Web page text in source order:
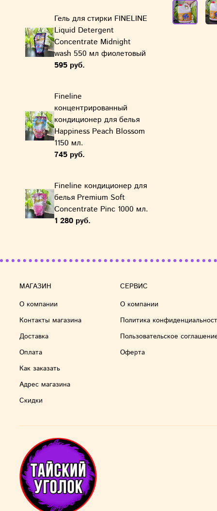
Гель для стирки FINELINE
Liquid Detergent
Concentrate Midnight
wash 550 мл фиолетовый
595 руб.
Fineline
концентрированный
кондиционер для белья
Happiness Peach Blossom
1150 мл.
745 руб.
Fineline кондиционер для
белья Premium Soft
Concentrate Pinc 1000 мл.
1 280 руб.
МАГАЗИН
О компании
Контакты магазина
Доставка
Оплата
Как заказать
Адрес магазина
Скидки
СЕРВИС
О компании
Политика
Пользовательское
Оферта